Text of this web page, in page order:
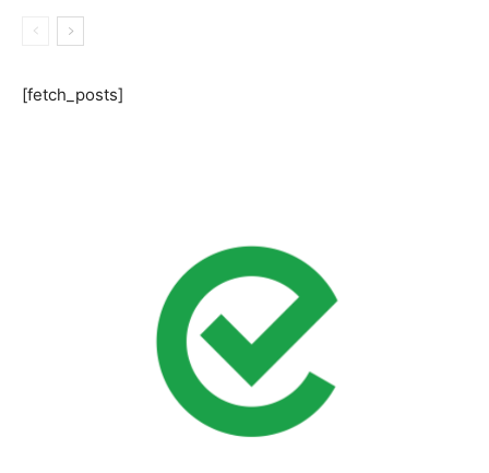
[fetch_posts]